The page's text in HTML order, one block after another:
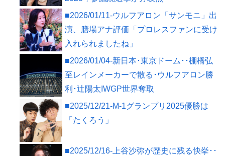
■2026/01/11-ウルフアロン「サンモニ」出
演、膳場アナ評価「プロレスファンに受け
入れられましたね」
■2026/01/04-新日本･東京ドーム･･棚橋弘
至レインメーカーで散る･ウルフアロン勝
利･辻陽太IWGP世界奪取
■2025/12/21-M-1グランプリ2025優勝は
「たくろう」
■2025/12/16-上谷沙弥が歴史に残る快挙･･